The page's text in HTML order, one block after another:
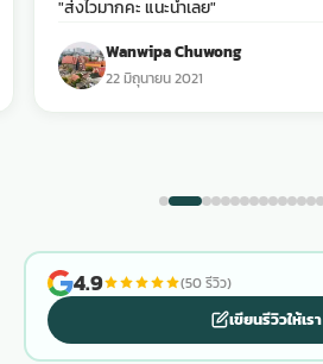
"ส่งไวมากคะ แนะนำเลย"
Wanwipa Chuwong
22 มิถุนายน 2021
4.9 (50 รีวิว)
เขียนรีวิวให้เรา